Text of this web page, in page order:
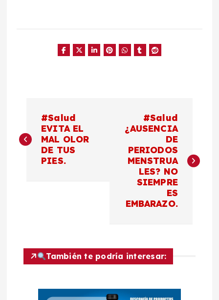
a
c
#Salud
EVITA EL
MAL OLOR
DE TUS
PIES.
#Salud
¿AUSENCIA
DE
PERIODOS
MENSTRUA
LES? NO
SIEMPRE
ES
EMBARAZO.
También te podría interesar: